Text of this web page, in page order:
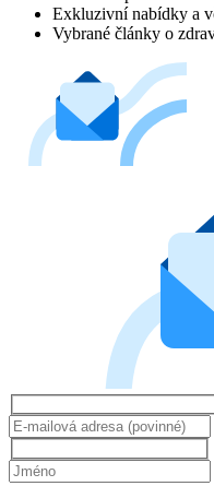
Exkluzivní nabídky a
Vybrané články o